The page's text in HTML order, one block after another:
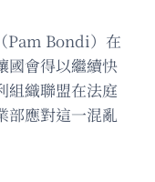
Pam Bondi）在
國會得以繼續快
組織聯盟在法庭
部應對這一混亂